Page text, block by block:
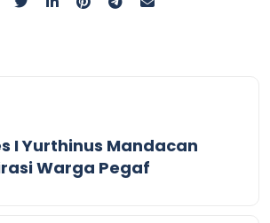
I Yurthinus Mandacan
Warga Pegaf